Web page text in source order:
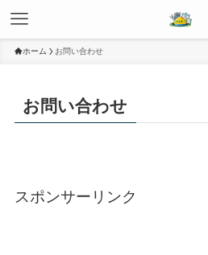
ホーム お問い合わせ
お問い合わせ
スポンサーリンク